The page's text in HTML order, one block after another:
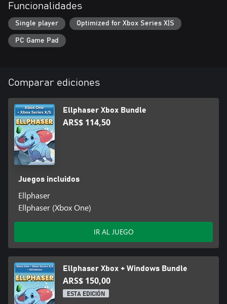
Funcionalidades
Single player Optimized for Xbox Series X|S
PC Game Pad
Comparar ediciones
Ellphaser Xbox Bundle
ARS$ 114,50
Juegos incluidos
Ellphaser
Ellphaser (Xbox One)
IR AL JUEGO
Ellphaser Xbox + Windows Bundle
ARS$ 150,00
ESTA EDICIÓN